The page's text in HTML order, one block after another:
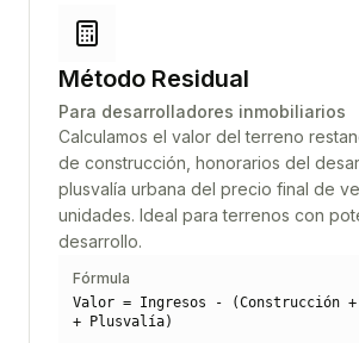
Método Residual
Para desarrolladores inmobiliarios
Calculamos el valor del terreno
de construcción, honorarios del
plusvalía urbana del precio final de
unidades. Ideal para terrenos con
desarrollo.
Fórmula
Valor = Ingresos - (Construcción +
+ Plusvalía)